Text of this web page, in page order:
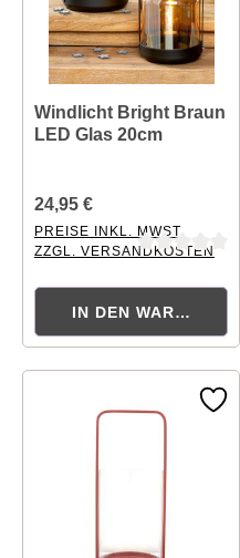
Windlicht Bright Braun
LED Glas 20cm
24,95 €
PREISE INKL. MWST.
ZZGL. VERSANDKOSTEN
IN DEN